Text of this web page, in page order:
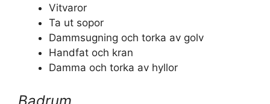
Vitvaror
Ta ut sopor
Dammsugning och torka av golv
Handfat och kran
Damma och torka av hyllor